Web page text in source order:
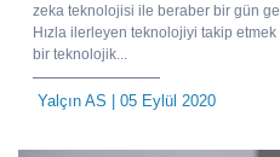
zeka teknolojisi ile beraber bir gün
Hızla ilerleyen teknolojiyi takip
bir teknolojik...
Yalçın AS | 05 Eylül 2020